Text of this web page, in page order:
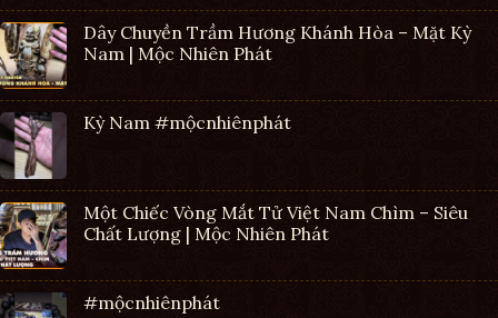
Dây Chuyền Trầm Hương Khánh Hòa – Mặt Kỳ
Nam | Mộc Nhiên Phát
Kỳ Nam #mộcnhiênphát
Một Chiếc Vòng Mắt Tử Việt Nam Chìm – Siêu
Chất Lượng | Mộc Nhiên Phát
#mộcnhiênphát